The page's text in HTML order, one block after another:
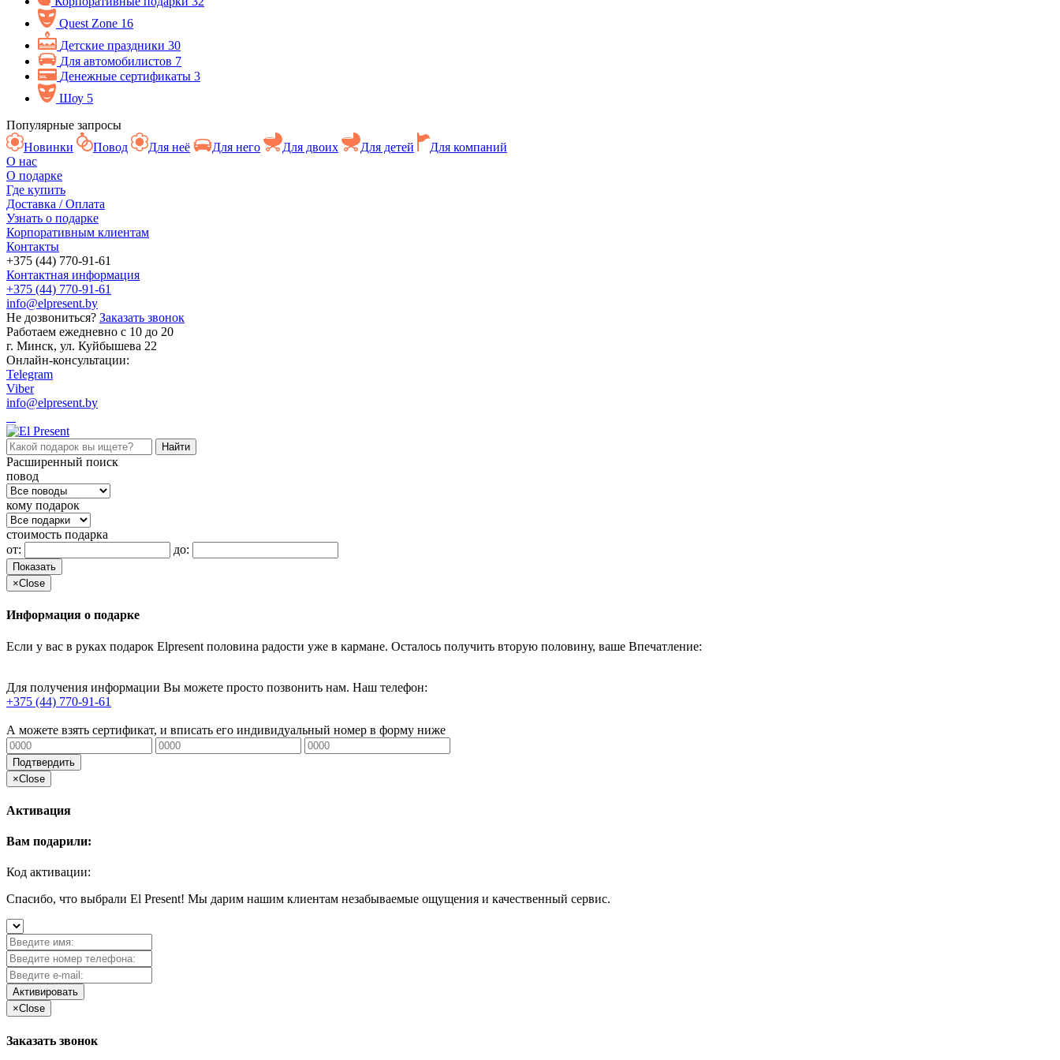
Quest Zone 16
Детские праздники 30
Для автомобилистов 7
Денежные сертификаты 3
Шоу 5
Популярные запросы
Новинки
Повод Для неё Для него Для двоих Для детей
Для компаний
О нас
О подарке
Где купить
Доставка / Оплата
Узнать о подарке
Корпоративным клиентам
Контакты
+375 (44) 770-91-61
Контактная информация
+375 (44) 770-91-61
info@elpresent.by
Не дозвониться? Заказать звонок
Работаем ежедневно c 10 до 20
г. Минск, ул. Куйбышева 22
Онлайн-консультации:
Telegram
Viber
info@elpresent.by
Расширенный поиск
повод
кому подарок
стоимость подарка
от:
до:
Показать
×Close
Информация о подарке
Если у вас в руках подарок Elpresent половина радости уже в кармане. Осталось получить вторую половину, ваше Впечатление:
Для получения информации Вы можете просто позвонить нам. Наш телефон:
+375 (44) 770-91-61
А можете взять сертификат, и вписать его индивидуальный номер в форму ниже
Подтвердить
×Close
Активация
Вам подарили:
Код активации:
Спасибо, что выбрали El Present! Мы дарим нашим клиентам незабываемые ощущения и качественный сервис.
Активировать
×Close
Заказать звонок